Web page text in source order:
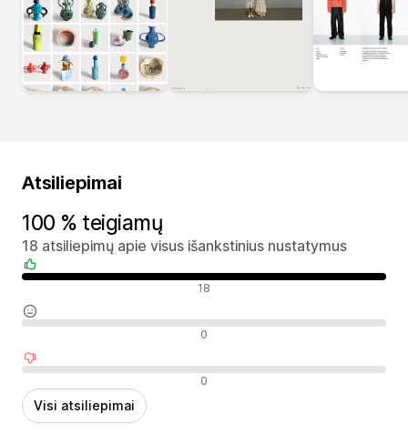
Atsiliepimai
100 % teigiamų
18 atsiliepimų apie visus išankstinius nustatymus
Teigiami atsiliepimai 18
Neutralūs atsiliepimai 0
Neigiami atsiliepimai 0
Visi atsiliepimai